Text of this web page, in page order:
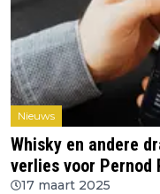
Nieuws
Whisky en andere
verlies voor Pernod
17 maart 2025